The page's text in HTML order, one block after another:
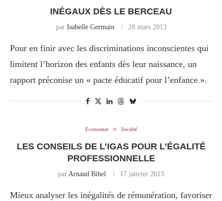
INÉGAUX DÈS LE BERCEAU
par Isabelle Germain 28 mars 2013
Pour en finir avec les discriminations inconscientes qui
limitent l’horizon des enfants dès leur naissance, un
rapport préconise un « pacte éducatif pour l’enfance ».
Economie Société
LES CONSEILS DE L’IGAS POUR L’ÉGALITÉ
PROFESSIONNELLE
par Arnaud Bihel 17 janvier 2013
Mieux analyser les inégalités de rémunération, favoriser